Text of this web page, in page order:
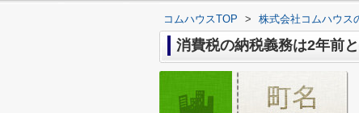
コムハウスTOP > 株式会社コムハウス
消費税の納税義務は2年前